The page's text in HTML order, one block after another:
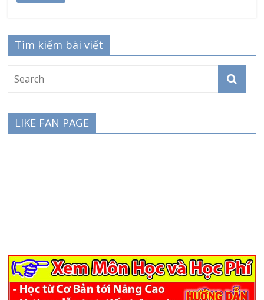
Tìm kiếm bài viết
LIKE FAN PAGE